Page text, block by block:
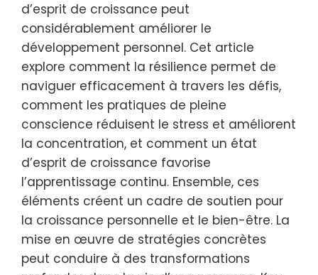
d’esprit de croissance peut
considérablement améliorer le
développement personnel. Cet article
explore comment la résilience permet de
naviguer efficacement à travers les défis,
comment les pratiques de pleine
conscience réduisent le stress et améliorent
la concentration, et comment un état
d’esprit de croissance favorise
l’apprentissage continu. Ensemble, ces
éléments créent un cadre de soutien pour
la croissance personnelle et le bien-être. La
mise en œuvre de stratégies concrètes
peut conduire à des transformations